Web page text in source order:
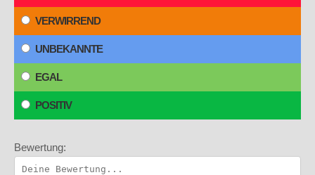
VERWIRREND
UNBEKANNTE
EGAL
POSITIV
Bewertung: